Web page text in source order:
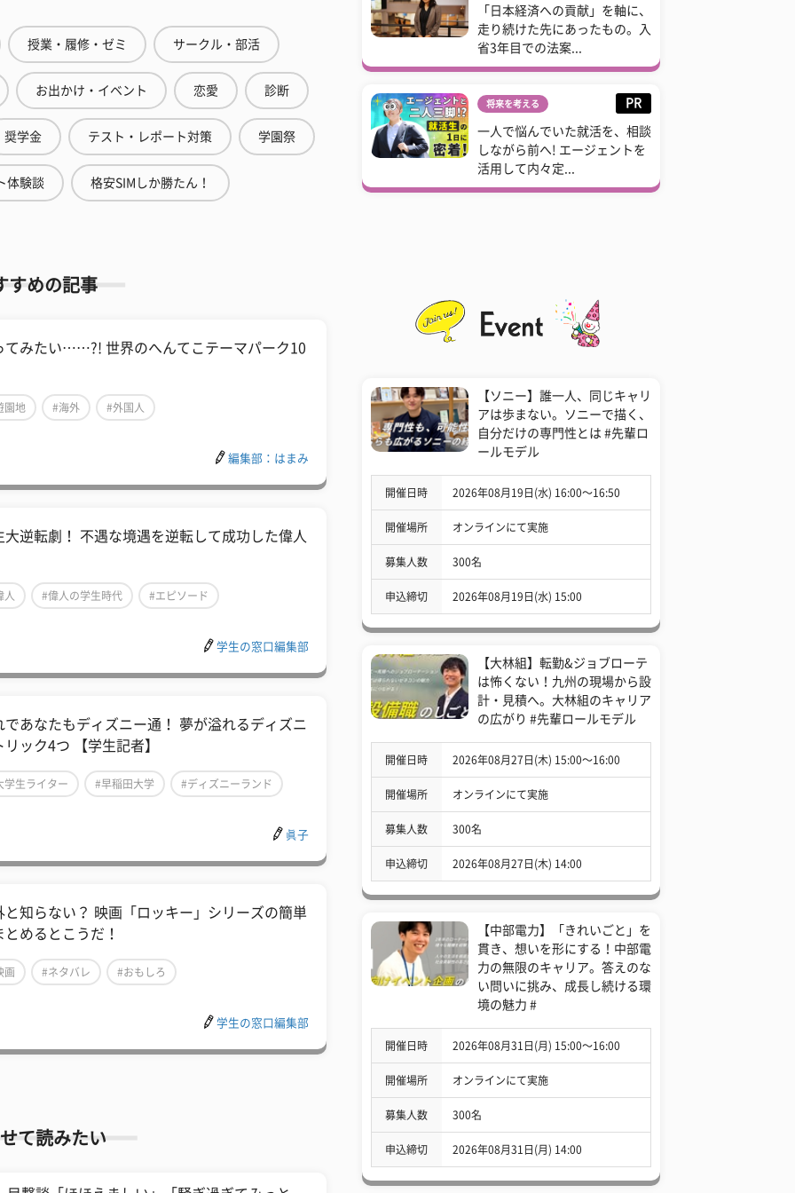
授業・履修・ゼミ サークル・部活
お出かけ・イベント 恋愛 診断
奨学金 テスト・レポート対策 学園祭
体験談 格安SIMしか勝たん！
すめの記事
てみたい……?! 世界のへんてこテーマパーク10
園地 #海外 #外国人
編集部：はまみ
大逆転劇！ 不遇な境遇を逆転して成功した偉人
人 #偉人の学生時代 #エピソード
学生の窓口編集部
であなたもディズニー通！ 夢が溢れるディズニ
リック4つ 【学生記者】
学生ライター #早稲田大学 #ディズニーランド
眞子
と知らない？ 映画「ロッキー」シリーズの簡単
とめるとこうだ！
画 #ネタバレ #おもしろ
学生の窓口編集部
て読みたい
「日本経済への貢献」を軸に、
走り続けた先にあったもの。入
省3年目での法案...
将来を考える PR
一人で悩んでいた就活を、相談
しながら前へ! エージェントを
活用して内々定...
【ソニー】誰一人、同じキャリ
アは歩まない。ソニーで描く、
自分だけの専門性とは #先輩ロ
ールモデル
開催日時 2026年08月19日(水) 16:00〜16:50
開催場所 オンラインにて実施
募集人数 300名
申込締切 2026年08月19日(水) 15:00
【大林組】転勤&ジョブローテ
は怖くない！九州の現場から設
計・見積へ。大林組のキャリア
の広がり #先輩ロールモデル
開催日時 2026年08月27日(木) 15:00〜16:00
開催場所 オンラインにて実施
募集人数 300名
申込締切 2026年08月27日(木) 14:00
【中部電力】「きれいごと」を
貫き、想いを形にする！中部電
力の無限のキャリア。答えのな
い問いに挑み、成長し続ける環
境の魅力 #
開催日時 2026年08月31日(月) 15:00〜16:00
開催場所 オンラインにて実施
募集人数 300名
申込締切 2026年08月31日(月) 14:00